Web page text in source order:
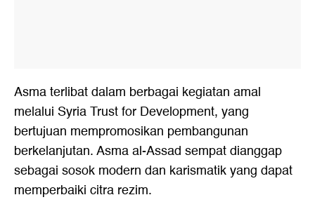
Asma terlibat dalam berbagai kegiatan amal
melalui Syria Trust for Development, yang
bertujuan mempromosikan pembangunan
berkelanjutan. Asma al-Assad sempat dianggap
sebagai sosok modern dan karismatik yang dapat
memperbaiki citra rezim.